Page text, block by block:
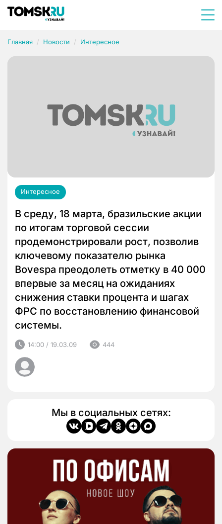
Главная Новости Интересное
Интересное
В среду, 18 марта, бразильские акции
по итогам торговой сессии
продемонстрировали рост, позволив
ключевому показателю рынка
Bovespa преодолеть отметку в 40 000
впервые за месяц на ожиданиях
снижения ставки процента и шагах
ФРС по восстановлению финансовой
системы.
14:00 / 19.03.09 444
Мы в социальных сетях: